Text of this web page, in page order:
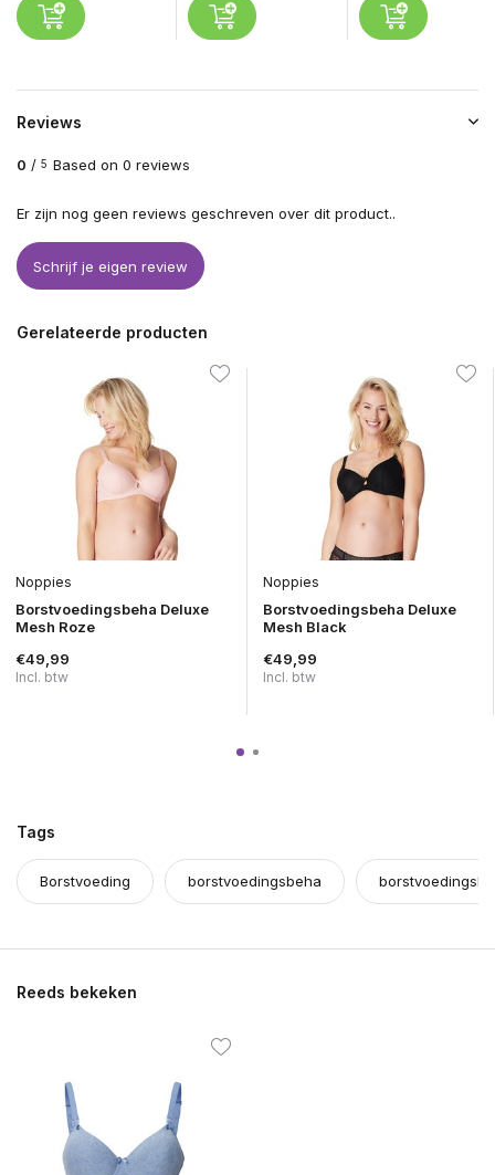
Reviews
0 / 5 Based on 0 reviews
Er zijn nog geen reviews geschreven over dit product..
Schrijf je eigen review
Gerelateerde producten
Noppies
Borstvoedingsbeha Deluxe
Mesh Roze
€49,99
Incl. btw
Noppies
Borstvoedingsbeha Deluxe
Mesh Black
€49,99
Incl. btw
Tags
Borstvoeding borstvoedingsbeha borstvoedingsbh
Reeds bekeken